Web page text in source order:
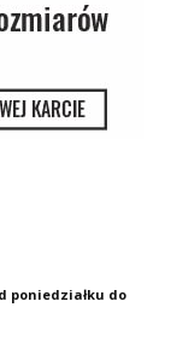
poniedziałku do